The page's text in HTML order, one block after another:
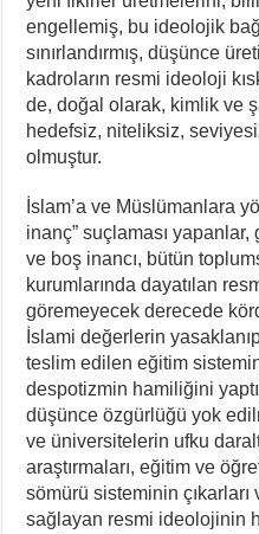
engellemiş, bu ideolojik
sınırlandırmış, düşünce
kadroların resmi ideoloji
de, doğal olarak, kimlik ve
hedefsiz, niteliksiz,
olmuştur.
İslam’a ve Müslümanlara
inanç” suçlaması
ve boş inancı, bütün
kurumlarında dayatılan
göremeyecek derecede
İslami değerlerin
teslim edilen eğitim
despotizmin hamiliğini
düşünce özgürlüğü yok
ve üniversitelerin ufku
araştırmaları, eğitim ve
sömürü sisteminin
sağlayan resmi ideolojinin